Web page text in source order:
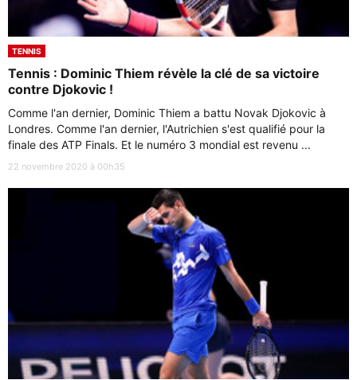
TENNIS
Tennis : Dominic Thiem révèle la clé de sa victoire
contre Djokovic !
Comme l'an dernier, Dominic Thiem a battu Novak Djokovic à
Londres. Comme l'an dernier, l'Autrichien s'est qualifié pour la
finale des ATP Finals. Et le numéro 3 mondial est revenu ...
22 novembre 2020 à 00h35